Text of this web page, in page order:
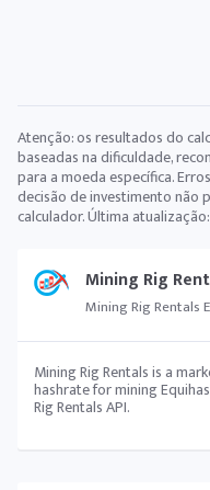
Mining Rig
Mining Rig Rentals
Mining Rig Rentals is a
hashrate for mining
Rig Rentals API.
Atenção: os resultados do
baseadas na dificuldade,
para a moeda específica.
decisão de investimento não
calculador. Última atualização: